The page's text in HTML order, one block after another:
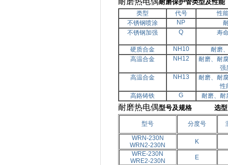
耐磨保护管类型及性能
类型 代号
性
不锈钢喷涂
NP
不锈钢加强
Q 寿
硬质合金 NH10
耐磨
高温合金
NH12
耐磨、耐
强
高温合金
NH13
耐磨、耐
性
高鉻铸铁
G 耐磨、耐
耐磨热电偶型号及规格 选型
型号 分度号
WRN-230N
WRN2-230N
K
WRE-230N
WRE2-230N
E